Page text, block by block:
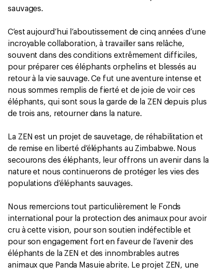
sauvages.
C’est aujourd’hui l’aboutissement de cinq années d’une
incroyable collaboration, à travailler sans relâche,
souvent dans des conditions extrêmement difficiles,
pour préparer ces éléphants orphelins et blessés au
retour à la vie sauvage. Ce fut une aventure intense et
nous sommes remplis de fierté et de joie de voir ces
éléphants, qui sont sous la garde de la ZEN depuis plus
de trois ans, retourner dans la nature.
La ZEN est un projet de sauvetage, de réhabilitation et
de remise en liberté d’éléphants au Zimbabwe. Nous
secourons des éléphants, leur offrons un avenir dans la
nature et nous continuerons de protéger les vies des
populations d’éléphants sauvages.
Nous remercions tout particulièrement le Fonds
international pour la protection des animaux pour avoir
cru à cette vision, pour son soutien indéfectible et
pour son engagement fort en faveur de l’avenir des
éléphants de la ZEN et des innombrables autres
animaux que Panda Masuie abrite. Le projet ZEN, une